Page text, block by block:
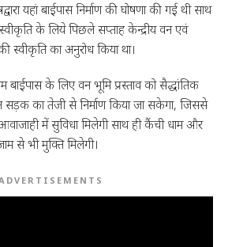
यहां बाईपास निर्माण की घोषणा की गई थी साथ
के लिये पिछले सप्ताह केन्द्रीय वन एवं
स्वीकृति का अनुरोध किया था।
बाईपास के लिए वन भूमि प्रस्ताव को सैद्धांतिक
सड़क का तेजी से निर्माण किया जा सकेगा, जिससे
आवाजाही में सुविधा मिलेगी साथ ही कैंची धाम और
से भी मुक्ति मिलेगी।